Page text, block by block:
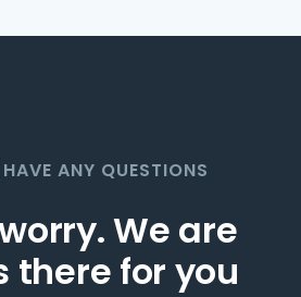
ANY QUESTIONS ?
We are
there for you